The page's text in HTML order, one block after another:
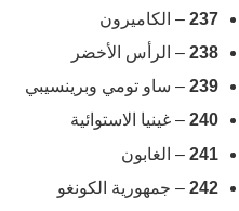
237 – الكاميرون
238 – الرأس الأخضر
239 – ساو تومي وبرينسيبي
240 – غينيا الاستوائية
241 – الغابون
242 – جمهورية الكونغو